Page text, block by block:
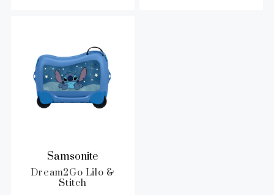
Samsonite
Dream2Go Lilo &
Stitch